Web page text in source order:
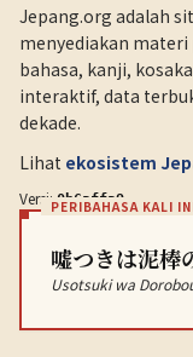
Jepang.org adalah
menyediakan
bahasa, kanji,
interaktif, data
dekade.
Lihat ekosistem
Versi:0b6affa9.
PERIBAHASA KALI
嘘つきは泥棒
Usotsuki wa